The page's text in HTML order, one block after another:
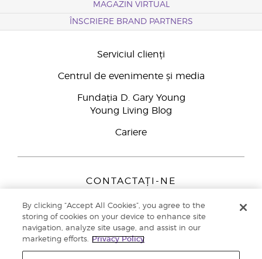
MAGAZIN VIRTUAL
ÎNSCRIERE BRAND PARTNERS
Serviciul clienți
Centrul de evenimente și media
Fundația D. Gary Young
Young Living Blog
Cariere
CONTACTAȚI-NE
Peizerweg 97
9727 AJ Groningen
Netherlands
Înscriere Brand Partners0800 890113
By clicking “Accept All Cookies”, you agree to the
storing of cookies on your device to enhance site
navigation, analyze site usage, and assist in our
marketing efforts.
Privacy Policy